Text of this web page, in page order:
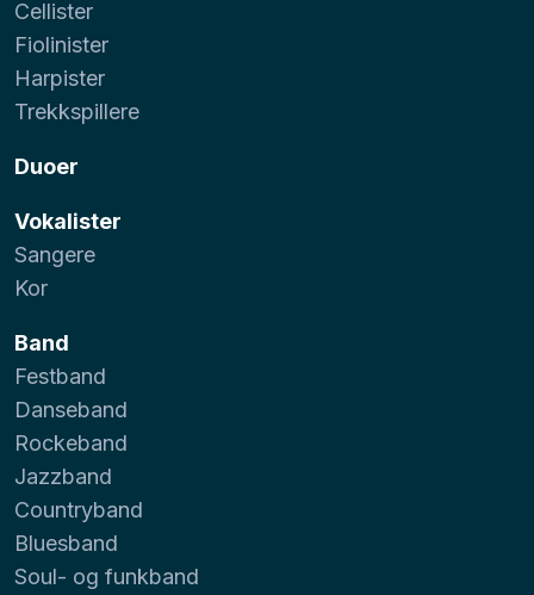
Cellister
Fiolinister
Harpister
Trekkspillere
Duoer
Vokalister
Sangere
Kor
Band
Festband
Danseband
Rockeband
Jazzband
Countryband
Bluesband
Soul- og funkband